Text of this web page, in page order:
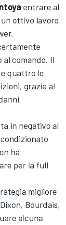
entrare al
ottivo lavoro
al comando. Il
quattro le
grazie al
in negativo al
ha
per la full
migliore
Bourdais,
alcuna